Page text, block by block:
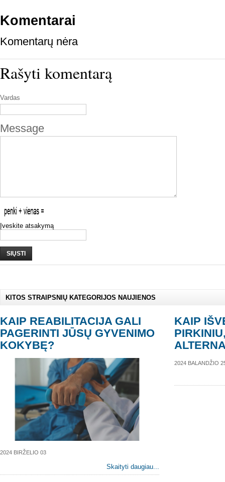
Komentarai
Komentarų nėra
Rašyti komentarą
Vardas
Message
Įveskite atsakymą
SIŲSTI
KITOS STRAIPSNIŲ KATEGORIJOS NAUJIENOS
KAIP REABILITACIJA GALI
PAGERINTI JŪSŲ GYVENIMO
KOKYBĘ?
2024 BIRŽELIO 03
Skaityti daugiau...
KAIP
2024 BALANDŽIO